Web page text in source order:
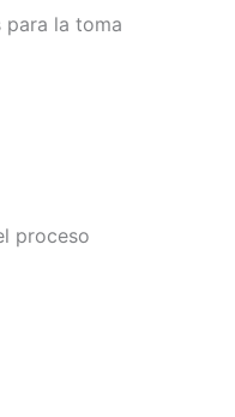
para la toma
proceso